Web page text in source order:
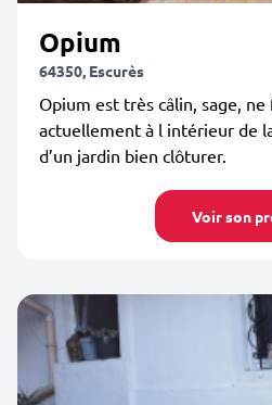
Opium
64350, Escurès
Opium est très câlin, sage,
actuellement à l intérieur de
d’un jardin bien clôturer.
Voir son